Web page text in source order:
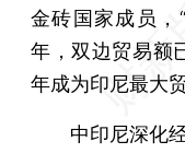
金砖国家成员
年，双边贸易额
年成为印尼最大
中印尼深化经